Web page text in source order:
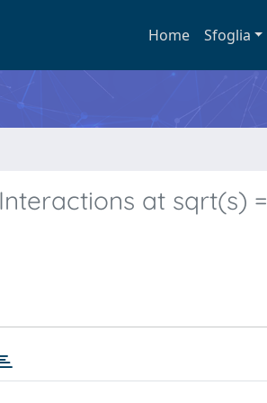
Home Sfoglia
at sqrt(s) =